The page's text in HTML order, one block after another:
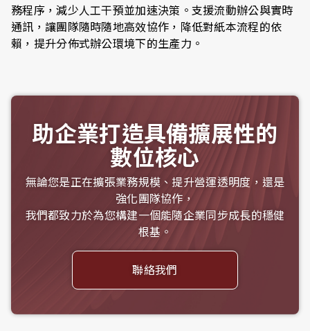
務程序，減少人工干預並加速決策。支援流動辦公與實時
通訊，讓團隊隨時隨地高效協作，降低對紙本流程的依
賴，提升分佈式辦公環境下的生產力。
助企業打造具備擴展性的
數位核心
無論您是正在擴張業務規模、提升營運透明度，還是
強化團隊協作，
我們都致力於為您構建一個能隨企業同步成長的穩健
根基。
聯絡我們